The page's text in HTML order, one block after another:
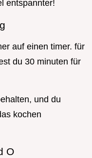
entspannter!
auf einen timer. für
du 30 minuten für
und du
kochen
O